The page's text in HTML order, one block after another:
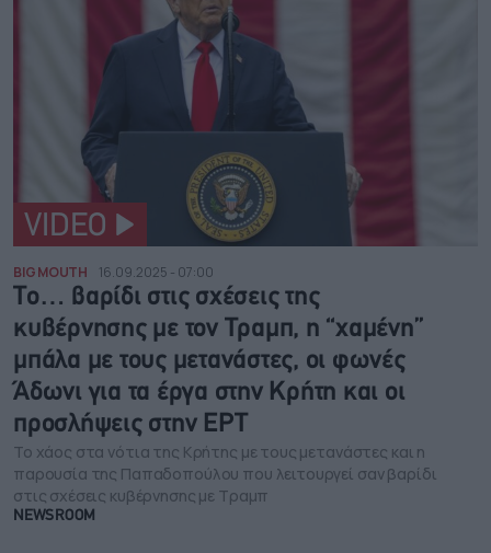
VIDEO
BIG MOUTH 16.09.2025 - 07:00
Το… βαρίδι στις σχέσεις της
κυβέρνησης με τον Τραμπ, η “χαμένη”
μπάλα με τους μετανάστες, οι φωνές
Άδωνι για τα έργα στην Κρήτη και οι
προσλήψεις στην ΕΡΤ
Το χάος στα νότια της Κρήτης με τους μετανάστες και η
παρουσία της Παπαδοπούλου που λειτουργεί σαν βαρίδι
στις σχέσεις κυβέρνησης με Τραμπ
NEWSROOM